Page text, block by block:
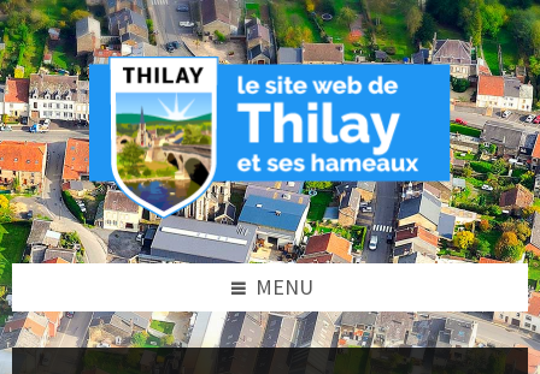
Skip
to
content
Skip
to
left
sidebar
Skip
to
footer
MENU